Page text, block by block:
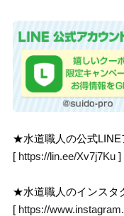
★水道職人の公式LINE
[ https://lin.ee/Xv7j7Ku ]
★水道職人のインスタ
[ https://